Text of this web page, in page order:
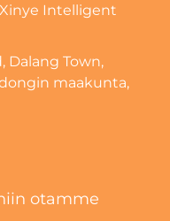
Intelligent
Dalang Town,
maakunta,
otamme